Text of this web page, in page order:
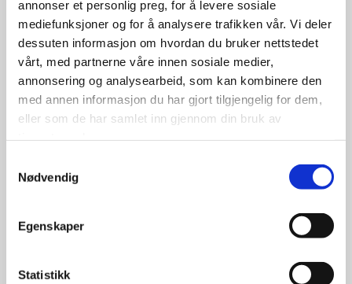
annonser et personlig preg, for å levere sosiale
mediefunksjoner og for å analysere trafikken vår. Vi deler
dessuten informasjon om hvordan du bruker nettstedet
vårt, med partnerne våre innen sosiale medier,
annonsering og analysearbeid, som kan kombinere den
med annen informasjon du har gjort tilgjengelig for dem,
eller som de har samlet inn gjennom din bruk av
Nødvendig
Egenskaper
Statistikk
Duro HF-269 5.00/5.70×8″ | 8-